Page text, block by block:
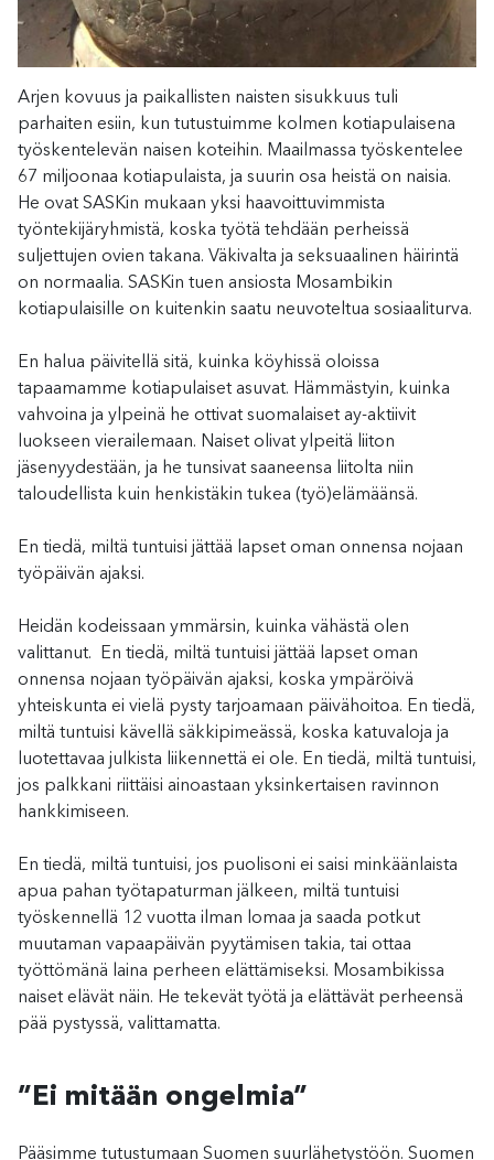
Arjen kovuus ja paikallisten naisten sisukkuus tuli
parhaiten esiin, kun tutustuimme kolmen kotiapulaisena
työskentelevän naisen koteihin. Maailmassa työskentelee
67 miljoonaa kotiapulaista, ja suurin osa heistä on naisia.
He ovat SASKin mukaan yksi haavoittuvimmista
työntekijäryhmistä, koska työtä tehdään perheissä
suljettujen ovien takana. Väkivalta ja seksuaalinen häirintä
on normaalia. SASKin tuen ansiosta Mosambikin
kotiapulaisille on kuitenkin saatu neuvoteltua sosiaaliturva.
En halua päivitellä sitä, kuinka köyhissä oloissa
tapaamamme kotiapulaiset asuvat. Hämmästyin, kuinka
vahvoina ja ylpeinä he ottivat suomalaiset ay-aktiivit
luokseen vierailemaan. Naiset olivat ylpeitä liiton
jäsenyydestään, ja he tunsivat saaneensa liitolta niin
taloudellista kuin henkistäkin tukea (työ)elämäänsä.
En tiedä, miltä tuntuisi jättää lapset oman onnensa nojaan
työpäivän ajaksi.
Heidän kodeissaan ymmärsin, kuinka vähästä olen
valittanut. En tiedä, miltä tuntuisi jättää lapset oman
onnensa nojaan työpäivän ajaksi, koska ympäröivä
yhteiskunta ei vielä pysty tarjoamaan päivähoitoa. En tiedä,
miltä tuntuisi kävellä säkkipimeässä, koska katuvaloja ja
luotettavaa julkista liikennettä ei ole. En tiedä, miltä tuntuisi,
jos palkkani riittäisi ainoastaan yksinkertaisen ravinnon
hankkimiseen.
En tiedä, miltä tuntuisi, jos puolisoni ei saisi minkäänlaista
apua pahan työtapaturman jälkeen, miltä tuntuisi
työskennellä 12 vuotta ilman lomaa ja saada potkut
muutaman vapaapäivän pyytämisen takia, tai ottaa
työttömänä laina perheen elättämiseksi. Mosambikissa
naiset elävät näin. He tekevät työtä ja elättävät perheensä
pää pystyssä, valittamatta.
”Ei mitään ongelmia”
Pääsimme tutustumaan Suomen suurlähetystöön. Suomen